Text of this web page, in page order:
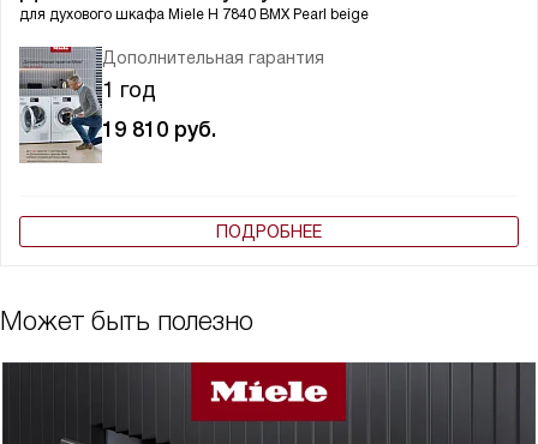
для духового шкафа Miele H 7840 BMX Pearl beige
Дополнительная гарантия
1 год
19 810 руб.
ПОДРОБНЕЕ
Может быть полезно